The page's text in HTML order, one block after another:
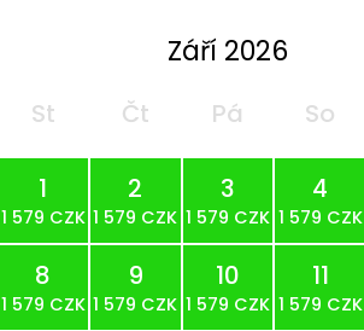
Září 2026
St Čt Pá So
1
1 579 CZK
2
1 579 CZK
3
1 579 CZK
4
1 579 CZK
8
1 579 CZK
9
1 579 CZK
10
1 579 CZK
11
1 579 CZK